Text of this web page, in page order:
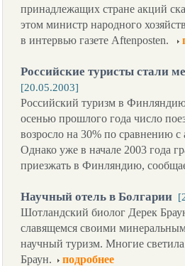
принадлежащих стране акций
этом министр народного
в интервью газете Aftenposten.
Российские туристы стали
[20.05.2003]
Российский туризм в
осенью прошлого года число
возросло на 30% по сравнению
Однако уже в начале 2003 года
приезжать в Финляндию,
Научный отель в Болгарии
Шотландский биолог Дерек
славящемся своими
научный туризм. Многие
Браун.
подробнее